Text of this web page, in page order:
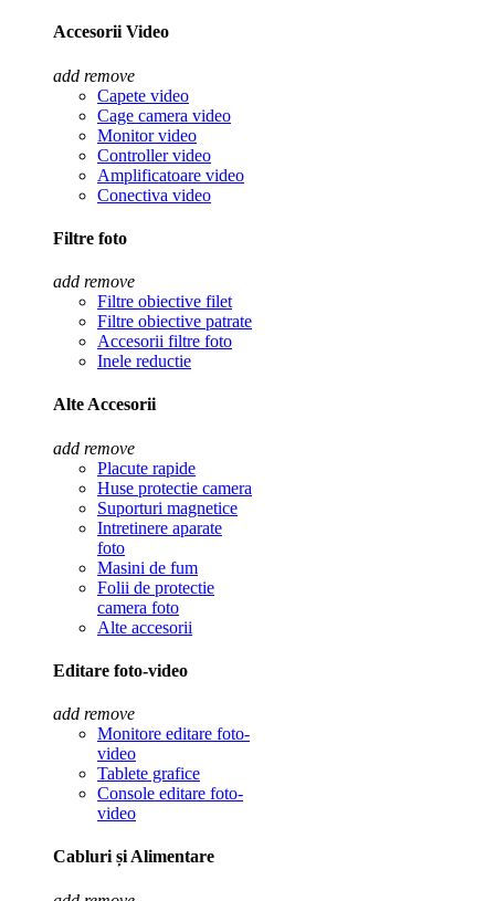
Accesorii Video
add remove
Capete video
Cage camera video
Monitor video
Controller video
Amplificatoare video
Conectiva video
Filtre foto
add remove
Filtre obiective filet
Filtre obiective patrate
Accesorii filtre foto
Inele reductie
Alte Accesorii
add remove
Placute rapide
Huse protectie camera
Suporturi magnetice
Intretinere aparate
foto
Masini de fum
Folii de protectie
camera foto
Alte accesorii
Editare foto-video
add remove
Monitore editare foto-
video
Tablete grafice
Console editare foto-
video
Cabluri și Alimentare